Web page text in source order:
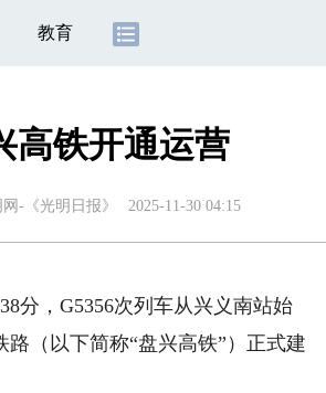
教育
高铁开通运营
-《光明日报》 2025-11-30 04:15
分，G5356次列车从兴义南站始
（以下简称“盘兴高铁”）正式建